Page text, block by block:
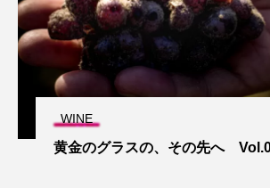
WINE
黄金のグラスの、その先へ